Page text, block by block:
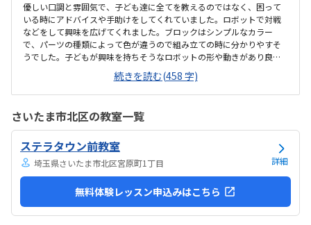
優しい口調と雰囲気で、子ども達に全てを教えるのではなく、困って
いる時にアドバイスや手助けをしてくれていました。ロボットで対戦
などをして興味を広げてくれました。ブロックはシンプルなカラー
で、パーツの種類によって色が違うので組み立ての時に分かりやすそ
うでした。子どもが興味を持ちそうなロボットの形や動きがあり良か
ったです。駐車場は停めやすく、分かりやすい場所にあるので助かり
ます。近くに別の施設もあるので、習ってない兄弟が過ごしやすいと
思いました。教室はシンプルで余計なものが置いてないので集中でき
したりできるのは助かります。料金は今の物価で考えれば高いとは思
いませんが、子どもの成長具合で判断すると思います。子どもが自発
的にどんどん作り進めていったのには正直驚きました。最初からたく
さんあれこれ説明されずブロックを触らせてもらったの...
続きを読む(458 字)
さいたま市北区の教室一覧
ステラタウン前教室
埼玉県さいたま市北区宮原町1丁目 詳細
無料体験レッスン申込みはこちら